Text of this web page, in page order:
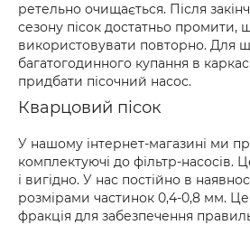
ретельно очищається. Після
сезону пісок достатньо промити,
використовувати повторно. Для
багатогодинного купання в
придбати пісочний насос.
Кварцовий пісок
У нашому інтернет-магазині ми
комплектуючі до фільтр-насосів.
і вигідно. У нас постійно в
розмірами частинок 0,4-0,8 мм.
фракція для забезпечення